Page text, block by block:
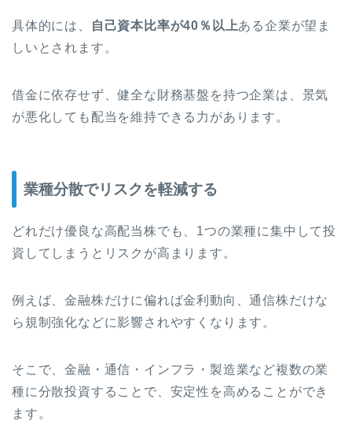
具体的には、 自己資本比率が40％以上ある企業が望ま
しいとされます。
借金に依存せず、健全な財務基盤を持つ企業は、景気
が悪化しても配当を維持できる力があります。
業種分散でリスクを軽減する
どれだけ優良な高配当株でも、1つの業種に集中して投
資してしまうとリスクが高まります。
例えば、金融株だけに偏れば金利動向、通信株だけな
ら規制強化などに影響されやすくなります。
そこで、金融・通信・インフラ・製造業など複数の業
種に分散投資することで、安定性を高めることができ
ます。